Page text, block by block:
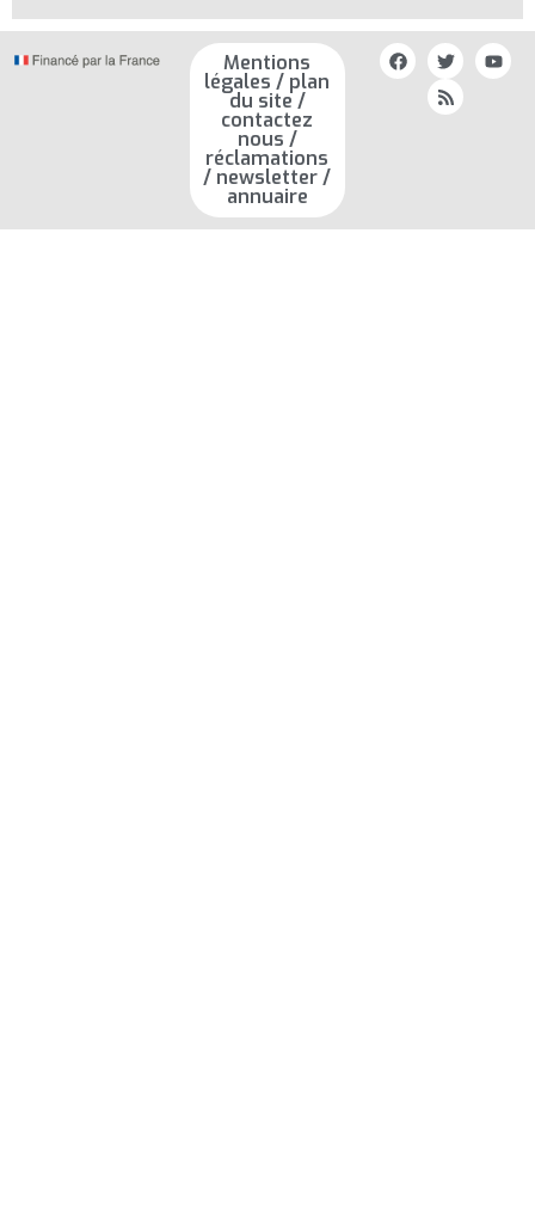
Mentions
légales / plan
du site /
contactez
nous /
réclamations
/ newsletter /
annuaire